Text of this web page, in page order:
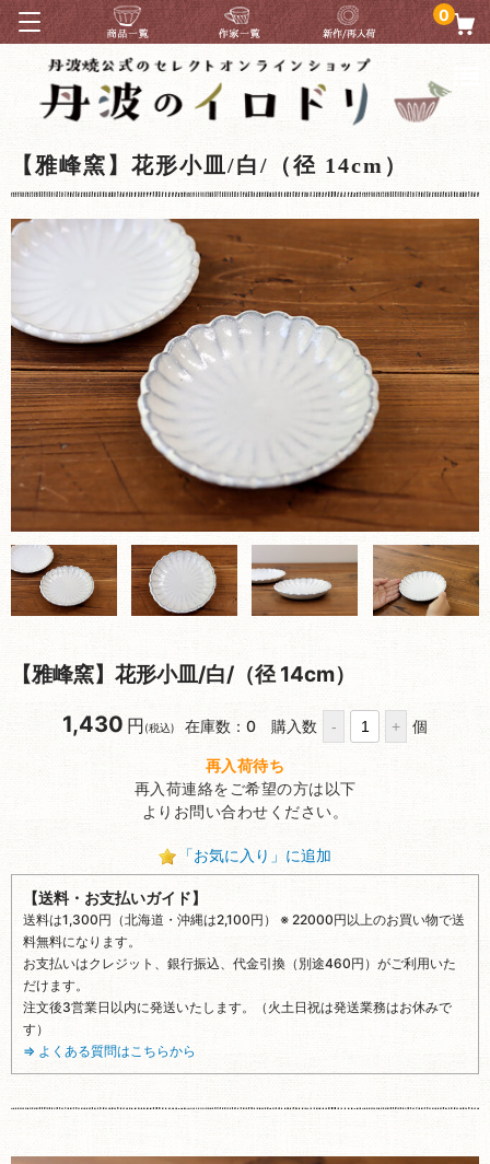
0
【雅峰窯】花形小皿/白/（径 14cm）
【雅峰窯】花形小皿/白/（径 14cm）
1,430 円 (税込) 在庫数：0 購入数 個
再入荷待ち
再入荷連絡をご希望の方は以下
よりお問い合わせください。
「お気に入り」に追加
【送料・お支払いガイド】
送料は1,300円（北海道・沖縄は2,100円） ※ 22000円以上のお買い物で送
料無料になります。
お支払いはクレジット、銀行振込、代金引換（別途460円）がご利用いた
だけます。
注文後3営業日以内に発送いたします。（火土日祝は発送業務はお休みで
す）
⇒ よくある質問はこちらから